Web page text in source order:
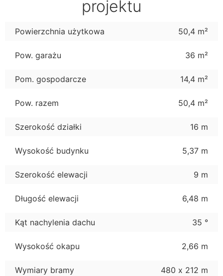
projektu
Powierzchnia użytkowa 50,4 m²
Pow. garażu 36 m²
Pom. gospodarcze 14,4 m²
Pow. razem 50,4 m²
Szerokość działki 16 m
Wysokość budynku 5,37 m
Szerokość elewacji 9 m
Długość elewacji 6,48 m
Kąt nachylenia dachu 35 °
Wysokość okapu 2,66 m
Wymiary bramy 480 x 212 m